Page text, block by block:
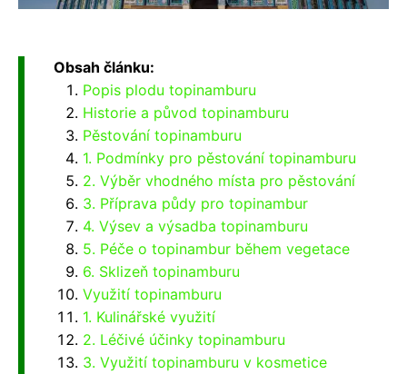
Obsah článku:
Popis plodu topinamburu
Historie a původ topinamburu
Pěstování topinamburu
1. Podmínky pro pěstování topinamburu
2. Výběr vhodného místa pro pěstování
3. Příprava půdy pro topinambur
4. Výsev a výsadba topinamburu
5. Péče o topinambur během vegetace
6. Sklizeň topinamburu
Využití topinamburu
1. Kulinářské využití
2. Léčivé účinky topinamburu
3. Využití topinamburu v kosmetice